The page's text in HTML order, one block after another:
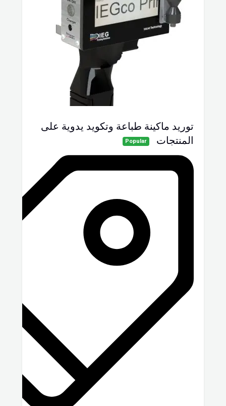
توريد ماكينة طباعة وتكويد يدوية على
المنتجات
Popular